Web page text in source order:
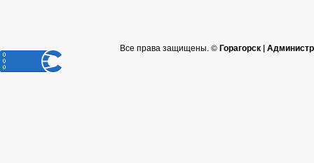
Все права защищены. ©Горагорск |